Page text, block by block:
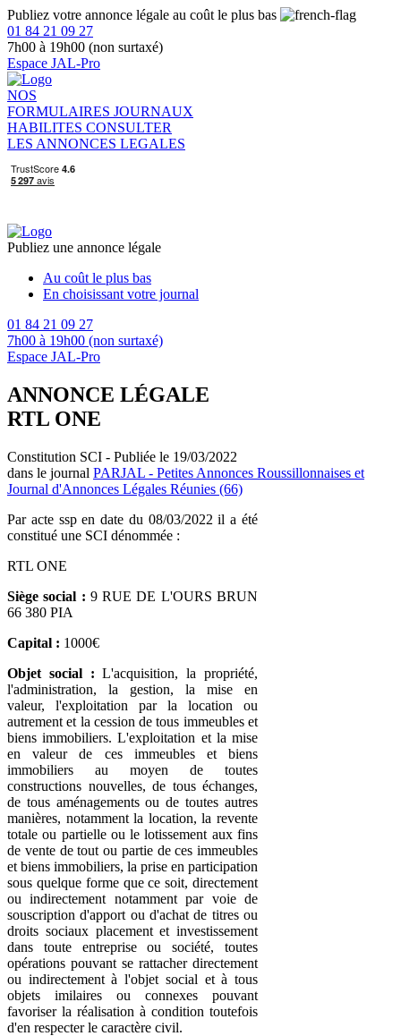
Publiez votre annonce légale au coût le plus bas
01 84 21 09 27
7h00 à 19h00 (non surtaxé)
Espace JAL-Pro
NOS
FORMULAIRES JOURNAUX
HABILITES CONSULTER
LES ANNONCES LEGALES
Publiez une annonce légale
Au coût le plus bas
En choisissant votre journal
01 84 21 09 27
7h00 à 19h00 (non surtaxé)
Espace JAL-Pro
ANNONCE LÉGALE
RTL ONE
Constitution SCI - Publiée le 19/03/2022
dans le journal PARJAL - Petites Annonces Roussillonnaises et
Journal d'Annonces Légales Réunies (66)
Par acte ssp en date du 08/03/2022 il a été
constitué une SCI dénommée :
RTL ONE
Siège social : 9 RUE DE L'OURS BRUN
66 380 PIA
Capital : 1000€
Objet social : L'acquisition, la propriété,
l'administration, la gestion, la mise en
valeur, l'exploitation par la location ou
autrement et la cession de tous immeubles et
biens immobiliers. L'exploitation et la mise
en valeur de ces immeubles et biens
immobiliers au moyen de toutes
constructions nouvelles, de tous échanges,
de tous aménagements ou de toutes autres
manières, notamment la location, la revente
totale ou partielle ou le lotissement aux fins
de vente de tout ou partie de ces immeubles
et biens immobiliers, la prise en participation
sous quelque forme que ce soit, directement
ou indirectement notamment par voie de
souscription d'apport ou d'achat de titres ou
droits sociaux placement et investissement
dans toute entreprise ou société, toutes
opérations pouvant se rattacher directement
ou indirectement à l'objet social et à tous
objets imilaires ou connexes pouvant
favoriser la réalisation à condition toutefois
d'en respecter le caractère civil.